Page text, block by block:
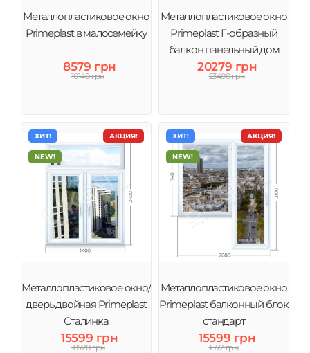
Металлопластиковое окно
Primeplast в малосемейку
8579 грн
10140 грн
Металлопластиковое окно
Primeplast Г-образный
балкон панельный дом
20279 грн
23400 грн
АКЦИЯ!
ХИТ!
NEW!
Металлопластиковое окно/
дверь двойная Primeplast
Сталинка
15599 грн
18720 грн
АКЦИЯ!
ХИТ!
NEW!
Металлопластиковое окно
Primeplast балконный блок
стандарт
15599 грн
1872 грн